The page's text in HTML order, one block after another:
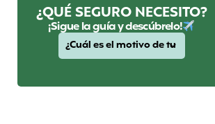
¿QUÉ SEGURO NECESITO?
¡Sigue la guía y descúbrelo!